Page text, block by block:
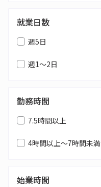
就業日数
週5日
週1～2日
勤務時間
7.5時間以上
4時間以上～7時間未満
始業時間